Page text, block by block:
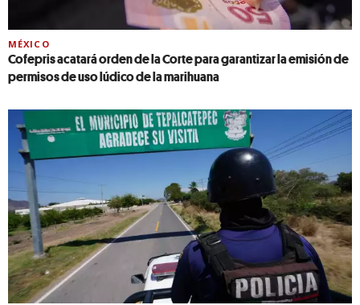
MÉXICO
Cofepris acatará orden de la Corte para garantizar la emisión de
permisos de uso lúdico de la marihuana